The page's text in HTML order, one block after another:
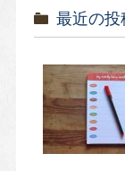
最近の投